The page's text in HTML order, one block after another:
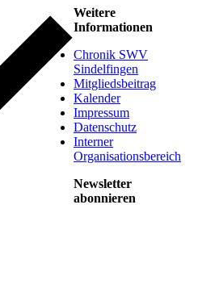
Weitere
Informationen
Chronik SWV
Sindelfingen
Mitgliedsbeitrag
Kalender
Impressum
Datenschutz
Interner
Organisationsbereich
Newsletter
abonnieren